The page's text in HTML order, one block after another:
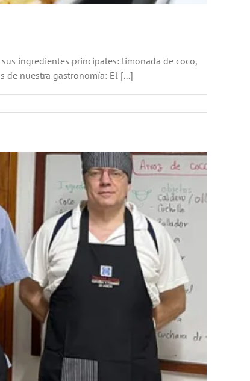
ingredientes principales: limonada de coco,
de nuestra gastronomía: El [...]